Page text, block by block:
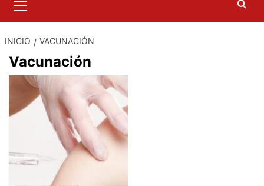
primario
INICIO VACUNACIÓN
Vacunación